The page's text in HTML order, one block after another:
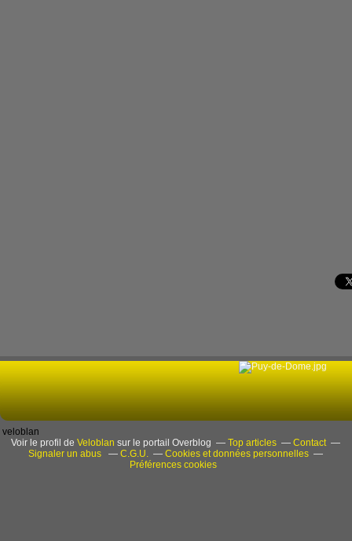
veloblan
Voir le profil deVeloblan sur le portail Overblog Top articles
Contact
Signaler un abus
C.G.U.
Cookies et données personnelles
Préférences cookies